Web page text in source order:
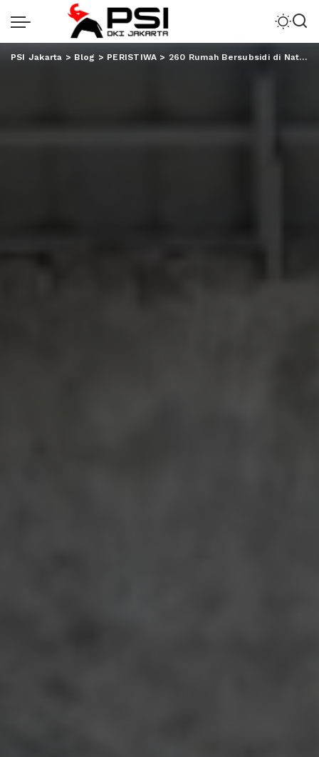
PSI Jakarta > Blog > PERISTIWA > 260 Rumah Bersubsidi di Natar, PT PMA Bandrol Rp1,6 Jutaan Saja